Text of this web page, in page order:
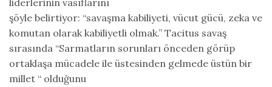
liderlerinin vasıflarını
şöyle belirtiyor: “savaşma kabiliyeti, vücut gücü, zeka ve
komutan olarak kabiliyetli olmak.” Tacitus savaş
sırasında “Sarmatların sorunları önceden görüp
ortaklaşa mücadele ile üstesinden gelmede üstün bir
millet “ olduğunu